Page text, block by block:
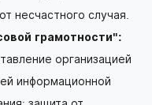
несчастного случая.
грамотности":
организацией
информационной